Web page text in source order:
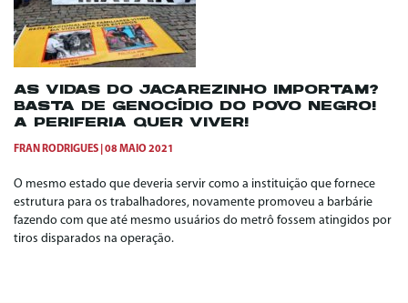
AS VIDAS DO JACAREZINHO IMPORTAM?
BASTA DE GENOCÍDIO DO POVO NEGRO!
A PERIFERIA QUER VIVER!
FRAN RODRIGUES 08 MAIO 2021
O mesmo estado que deveria servir como a instituição que fornece
estrutura para os trabalhadores, novamente promoveu a barbárie
fazendo com que até mesmo usuários do metrô fossem atingidos por
tiros disparados na operação.